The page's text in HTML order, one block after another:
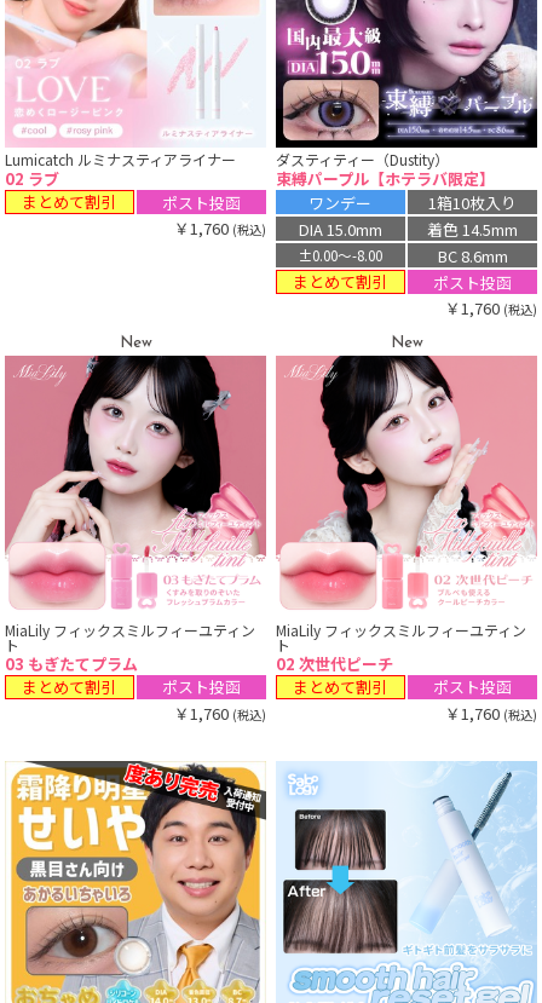
Lumicatch ルミナスティアライナー
02 ラブ
まとめて割引
ポスト投函
￥1,760 (税込)
ダスティティー（Dustity）
束縛パープル【ホテラバ限定】
ワンデー
1箱10枚入り
DIA 15.0mm
着色 14.5mm
±0.00〜-8.00
BC 8.6mm
まとめて割引
ポスト投函
￥1,760 (税込)
New
MiaLily フィックスミルフィーユティン
ト
03 もぎたてプラム
まとめて割引
ポスト投函
￥1,760 (税込)
New
MiaLily フィックスミルフィーユティン
ト
02 次世代ピーチ
まとめて割引
ポスト投函
￥1,760 (税込)